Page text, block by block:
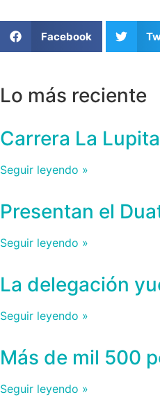
Facebook
Lo más reciente
Carrera La
Seguir leyendo »
Presentan el
Seguir leyendo »
La delegación
Seguir leyendo »
Más de mil 500
Seguir leyendo »